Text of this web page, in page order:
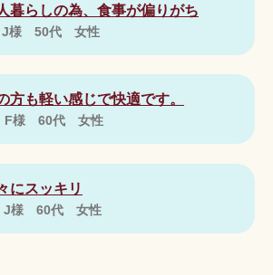
暮らしの為、食事が偏りがち
J様 50代 女性
方も軽い感じで快適です。
F様 60代 女性
にスッキリ
J様 60代 女性